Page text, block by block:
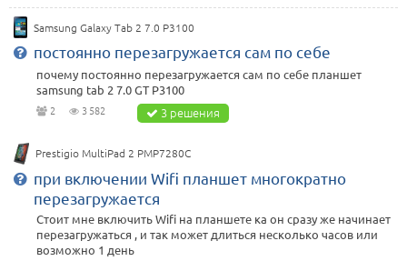
Samsung Galaxy Tab 2 7.0 P3100
постоянно перезагружается сам по себе
почему постоянно перезагружается сам по себе планшет
samsung tab 2 7.0 GT P3100
2 3 582 3 решения
Prestigio MultiPad 2 PMP7280C
при включении Wifi планшет многократно
перезагружается
Стоит мне включить Wifi на планшете ка он сразу же начинает
перезагружаться , и так может длиться несколько часов или
возможно 1 день